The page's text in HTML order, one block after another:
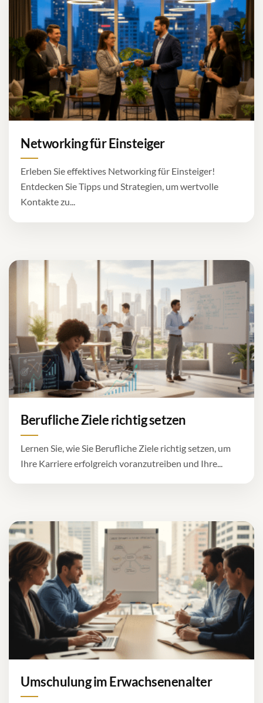
Networking für Einsteiger
Erleben Sie effektives Networking für Einsteiger!
Entdecken Sie Tipps und Strategien, um wertvolle
Kontakte zu...
Berufliche Ziele richtig setzen
Lernen Sie, wie Sie Berufliche Ziele richtig setzen, um
Ihre Karriere erfolgreich voranzutreiben und Ihre...
Umschulung im Erwachsenenalter